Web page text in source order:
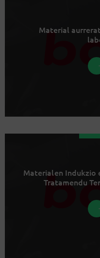
Material
Materialen Indukzio
Tratamendu